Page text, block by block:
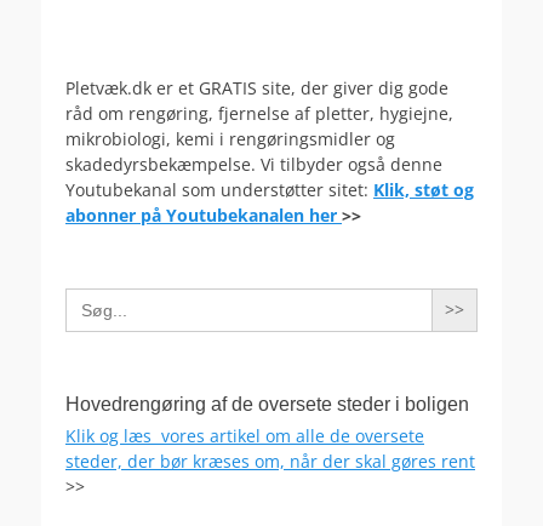
Pletvæk.dk er et GRATIS site, der giver dig gode
råd om rengøring, fjernelse af pletter, hygiejne,
mikrobiologi, kemi i rengøringsmidler og
skadedyrsbekæmpelse. Vi tilbyder også denne
Youtubekanal som understøtter sitet: Klik, støt og
abonner på Youtubekanalen her >>
Search
for:
Hovedrengøring af de oversete steder i boligen
Klik og læs vores artikel om alle de oversete
steder, der bør kræses om, når der skal gøres rent
>>